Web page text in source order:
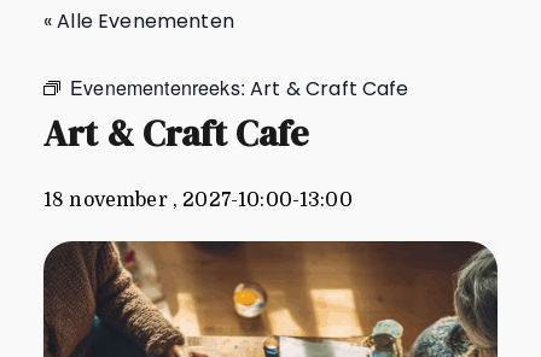
« Alle Evenementen
Evenementenreeks:Art & Craft Cafe
Art & Craft Cafe
18 november , 2027-10:00-13:00